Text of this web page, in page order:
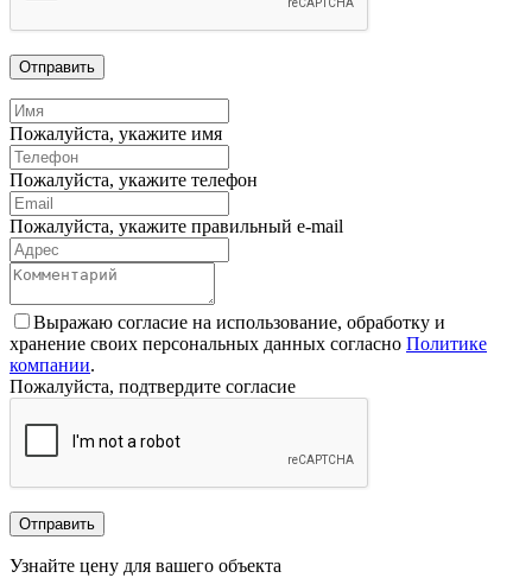
Отправить
Пожалуйста, укажите имя
Пожалуйста, укажите телефон
Пожалуйста, укажите правильный e-mail
Выражаю согласие на использование, обработку и
хранение своих персональных данных согласно Политике
компании.
Пожалуйста, подтвердите согласие
Отправить
Узнайте цену для вашего объекта